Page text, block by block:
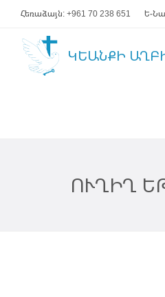
Հեռաձայն: +961 70 238 651 Ե-
ԿԵԱՆՔԻ
ՈՒՂԻՂ